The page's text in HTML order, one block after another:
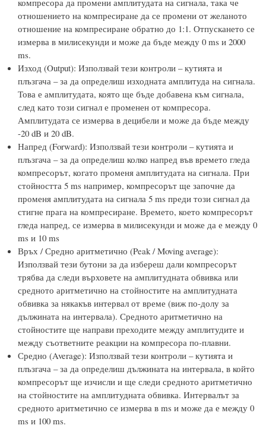
компресора да промени амплитудата на сигнала, така че
отношението на компресиране да се промени от желаното
отношение на компресиране обратно до 1:1. Отпускането се
измерва в милисекунди и може да бъде между 0 ms и 2000
ms.
Изход (Output): Използвай тези контроли – кутията и
плъзгача – за да определиш изходната амплитуда на сигнала.
Това е амплитудата, която ще бъде добавена към сигнала,
след като този сигнал е променен от компресора.
Амплитудата се измерва в децибели и може да бъде между
-20 dB и 20 dB.
Напред (Forward): Използвай тези контроли – кутията и
плъзгача – за да определиш колко напред във времето гледа
компресорът, когато променя амплитудата на сигнала. При
стойността 5 ms например, компресорът ще започне да
променя амплитудата на сигнала 5 ms преди този сигнал да
стигне прага на компресиране. Времето, което компресорът
гледа напред, се измерва в милисекунди и може да е между 0
ms и 10 ms
Връх / Средно аритметично (Peak / Moving average):
Използвай тези бутони за да избереш дали компресорът
трябва да следи върховете на амплитудната обвивка или
средното аритметично на стойностите на амплитудната
обвивка за някакъв интервал от време (виж по-долу за
дължината на интервала). Средното аритметично на
стойностите ще направи преходите между амплитудите и
между съответните реакции на компресора по-плавни.
Средно (Average): Използвай тези контроли – кутията и
плъзгача – за да определиш дължината на интервала, в който
компресорът ще изчисли и ще следи средното аритметично
на стойностите на амплитудната обвивка. Интервалът за
средното аритметично се измерва в ms и може да е между 0
ms и 100 ms.